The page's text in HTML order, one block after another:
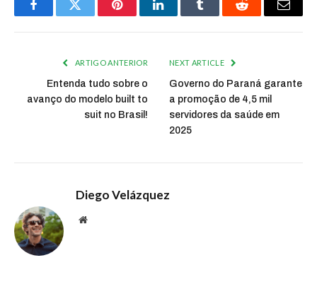
FacebookTwitter PinterestLinkedInTumblr Reddit Email
ARTIGO ANTERIOR
Entenda tudo sobre o
avanço do modelo built to
suit no Brasil!
NEXT ARTICLE
Governo do Paraná garante
a promoção de 4,5 mil
servidores da saúde em
2025
Diego Velázquez
Website